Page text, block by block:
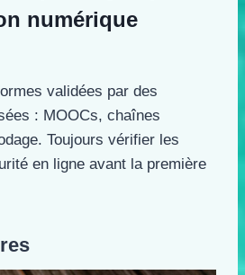
numérique
validées par des
: MOOCs, chaînes
Toujours vérifier les
en ligne avant la première